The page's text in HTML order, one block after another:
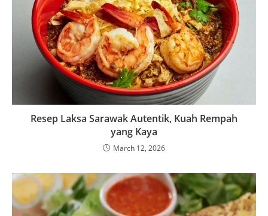
Resep Laksa Sarawak Autentik, Kuah Rempah
yang Kaya
March 12, 2026